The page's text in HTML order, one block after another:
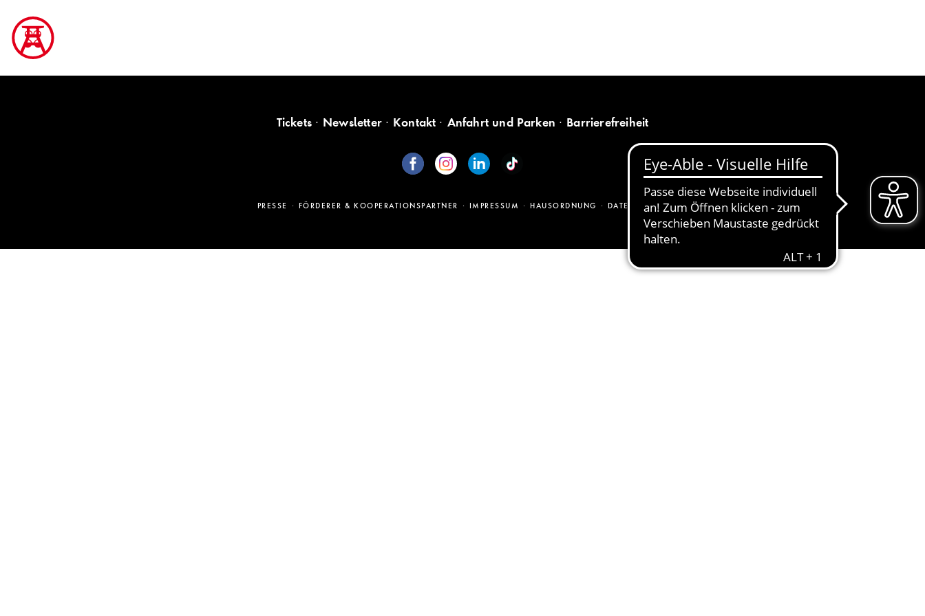
Tickets Newsletter Kontakt Anfahrt und Parken Barrierefreiheit
PRESSE FÖRDERER & KOOPERATIONSPARTNER IMPRESSUM HAUSORDNUNG DATENSCHUTZ